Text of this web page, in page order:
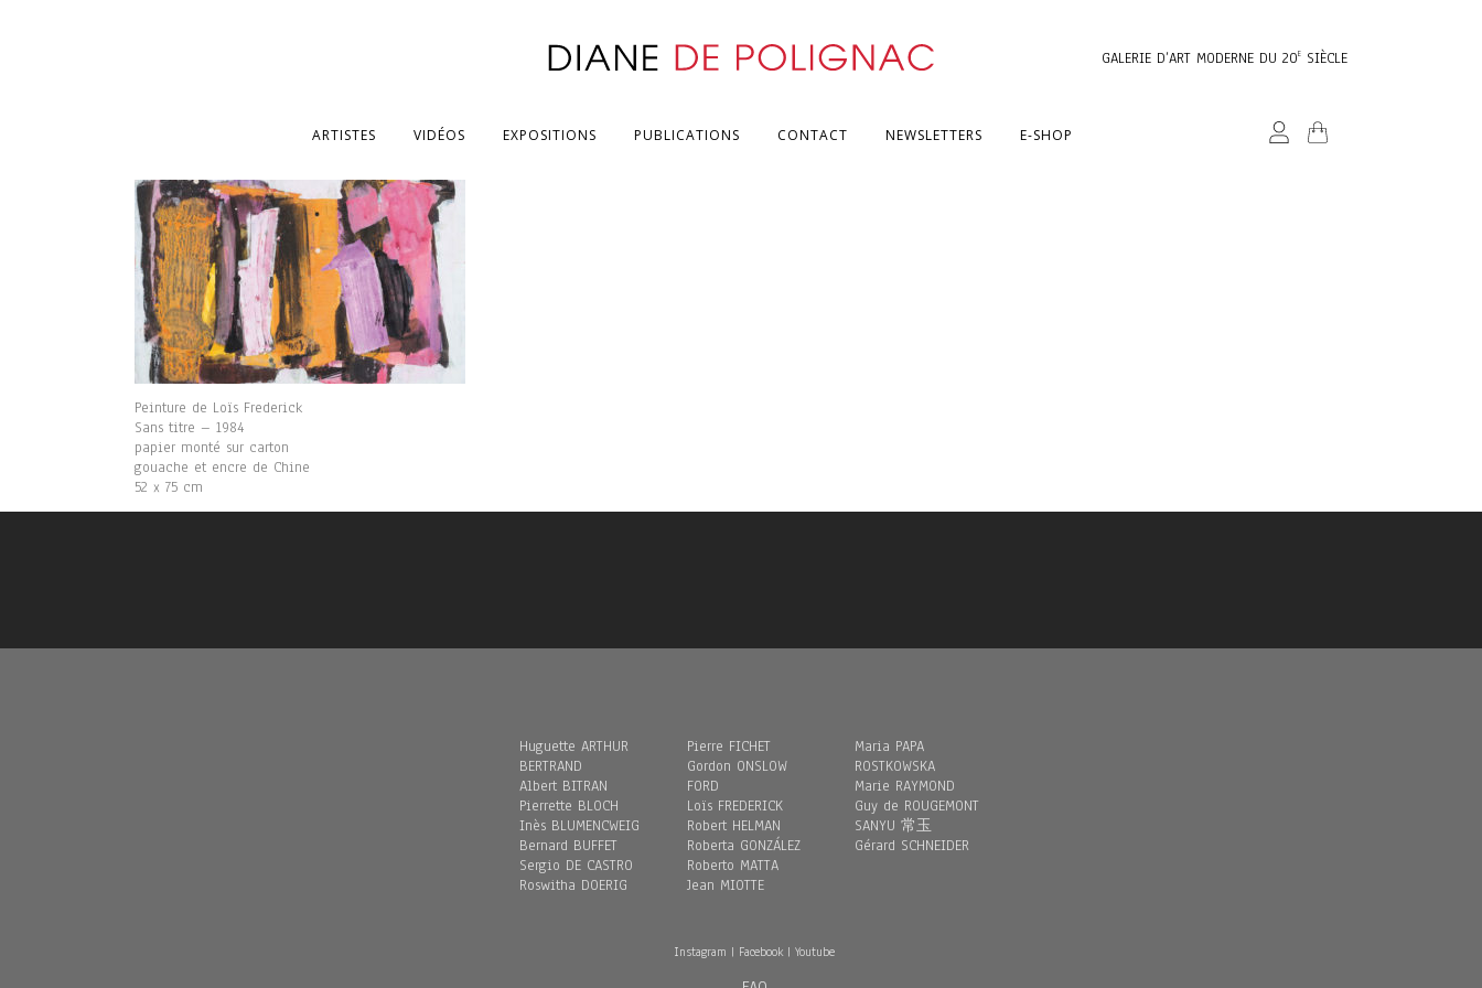
GALERIE D’ART MODERNE DU 20E SIÈCLE
ARTISTES VIDÉOS EXPOSITIONS PUBLICATIONS CONTACT NEWSLETTERS E-SHOP
Peinture de Loïs Frederick
Sans titre – 1984
papier monté sur carton
gouache et encre de Chine
52 x 75 cm
Huguette ARTHUR
BERTRAND
Albert BITRAN
Pierrette BLOCH
Inès BLUMENCWEIG
Bernard BUFFET
Sergio DE CASTRO
Roswitha DOERIG
Pierre FICHET
Gordon ONSLOW
FORD
Loïs FREDERICK
Robert HELMAN
Roberta GONZÁLEZ
Roberto MATTA
Jean MIOTTE
Maria PAPA
ROSTKOWSKA
Marie RAYMOND
Guy de ROUGEMONT
SANYU 常玉
Gérard SCHNEIDER
Instagram | Facebook|Youtube